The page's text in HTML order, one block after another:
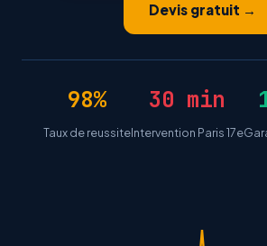
Devis gratuit →
98%
Taux de reussite
30 min
Intervention Paris 17e